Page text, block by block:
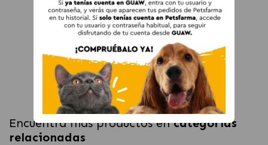
Encuentra más productos encategorías
relacionadas